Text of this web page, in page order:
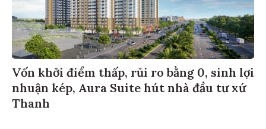
Vốn khởi điểm thấp, rủi ro bằng 0, sinh lợi
nhuận kép, Aura Suite hút nhà đầu tư xứ
Thanh